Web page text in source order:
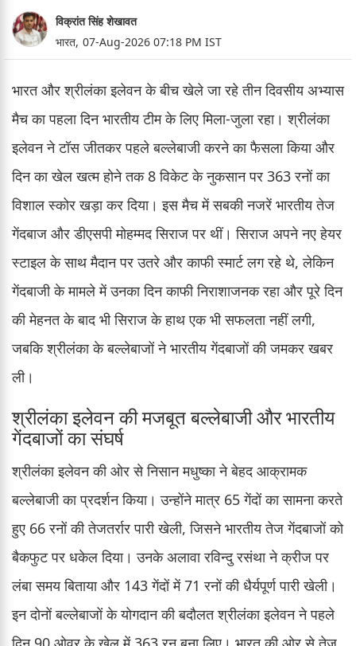
विक्रांत सिंह शेखावत
भारत, 07-Aug-2026 07:18 PM IST
भारत और श्रीलंका इलेवन के बीच खेले जा रहे तीन दिवसीय अभ्यास
मैच का पहला दिन भारतीय टीम के लिए मिला-जुला रहा। श्रीलंका
इलेवन ने टॉस जीतकर पहले बल्लेबाजी करने का फैसला किया और
दिन का खेल खत्म होने तक 8 विकेट के नुकसान पर 363 रनों का
विशाल स्कोर खड़ा कर दिया। इस मैच में सबकी नजरें भारतीय तेज
गेंदबाज और डीएसपी मोहम्मद सिराज पर थीं। सिराज अपने नए हेयर
स्टाइल के साथ मैदान पर उतरे और काफी स्मार्ट लग रहे थे, लेकिन
गेंदबाजी के मामले में उनका दिन काफी निराशाजनक रहा और पूरे दिन
की मेहनत के बाद भी सिराज के हाथ एक भी सफलता नहीं लगी,
जबकि श्रीलंका के बल्लेबाजों ने भारतीय गेंदबाजों की जमकर खबर
ली।
श्रीलंका इलेवन की मजबूत बल्लेबाजी और भारतीय
गेंदबाजों का संघर्ष
श्रीलंका इलेवन की ओर से निसान मधुष्का ने बेहद आक्रामक
बल्लेबाजी का प्रदर्शन किया। उन्होंने मात्र 65 गेंदों का सामना करते
हुए 66 रनों की तेजतर्रार पारी खेली, जिसने भारतीय तेज गेंदबाजों को
बैकफुट पर धकेल दिया। उनके अलावा रविन्दु रसंथा ने क्रीज पर
लंबा समय बिताया और 143 गेंदों में 71 रनों की धैर्यपूर्ण पारी खेली।
इन दोनों बल्लेबाजों के योगदान की बदौलत श्रीलंका इलेवन ने पहले